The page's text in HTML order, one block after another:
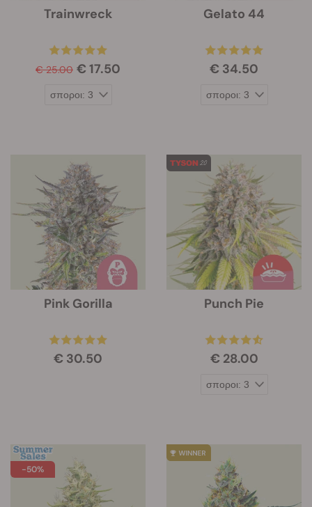
Trainwreck
€ 25.00 € 17.50
Gelato 44
€ 34.50
Pink Gorilla
€ 30.50
Punch Pie
€ 28.00
-50%